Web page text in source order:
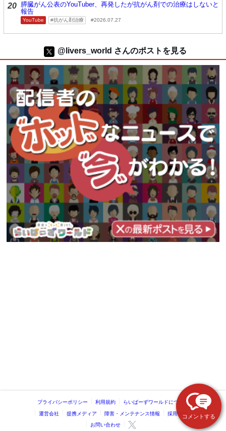
コメントする
20 膵臓がん公表のYouTuber、再発したが抗がん剤での治療はしないと
報告
YouTube 抗がん剤治療 2026.07.27
@livers_world さんのポストを見る
プライバシーポリシー 利用規約 らいばーずワールドについて
運営会社 提携メディア 障害・メンテナンス情報 採用情報
お問い合わせ